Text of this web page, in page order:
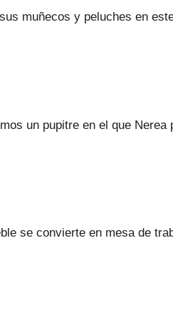
muñecos y peluches en
un pupitre en el que
se convierte en mesa de